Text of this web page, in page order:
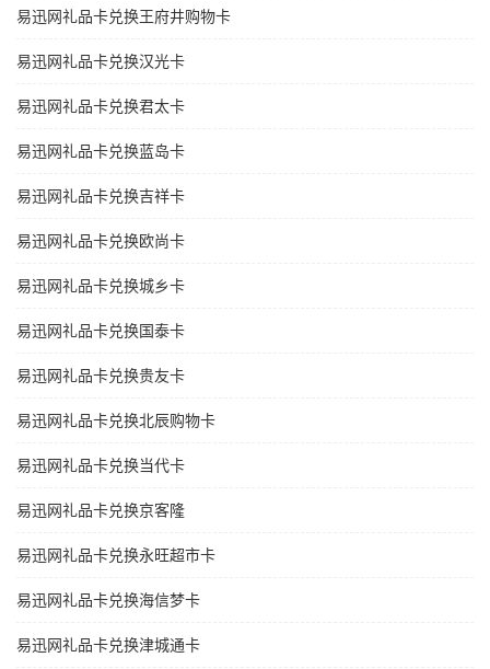
易迅网礼品卡兑换王府井购物卡
易迅网礼品卡兑换汉光卡
易迅网礼品卡兑换君太卡
易迅网礼品卡兑换蓝岛卡
易迅网礼品卡兑换吉祥卡
易迅网礼品卡兑换欧尚卡
易迅网礼品卡兑换城乡卡
易迅网礼品卡兑换国泰卡
易迅网礼品卡兑换贵友卡
易迅网礼品卡兑换北辰购物卡
易迅网礼品卡兑换当代卡
易迅网礼品卡兑换京客隆
易迅网礼品卡兑换永旺超市卡
易迅网礼品卡兑换海信梦卡
易迅网礼品卡兑换津城通卡